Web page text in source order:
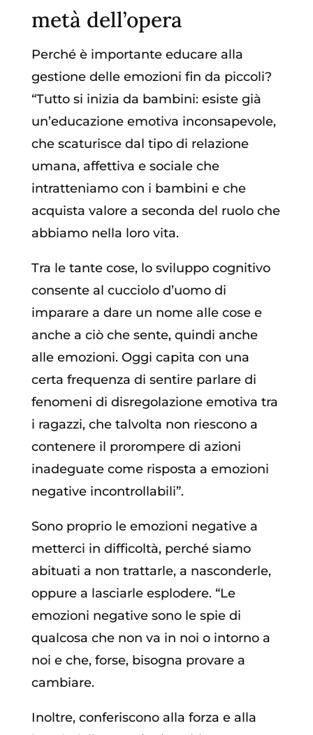
metà dell’opera
Perché è importante educare alla
gestione delle emozioni fin da piccoli?
“Tutto si inizia da bambini: esiste già
un’educazione emotiva inconsapevole,
che scaturisce dal tipo di relazione
umana, affettiva e sociale che
intratteniamo con i bambini e che
acquista valore a seconda del ruolo che
abbiamo nella loro vita.
Tra le tante cose, lo sviluppo cognitivo
consente al cucciolo d’uomo di
imparare a dare un nome alle cose e
anche a ciò che sente, quindi anche
alle emozioni. Oggi capita con una
certa frequenza di sentire parlare di
fenomeni di disregolazione emotiva tra
i ragazzi, che talvolta non riescono a
contenere il prorompere di azioni
inadeguate come risposta a emozioni
negative incontrollabili”.
Sono proprio le emozioni negative a
metterci in difficoltà, perché siamo
abituati a non trattarle, a nasconderle,
oppure a lasciarle esplodere. “Le
emozioni negative sono le spie di
qualcosa che non va in noi o intorno a
noi e che, forse, bisogna provare a
cambiare.
Inoltre, conferiscono alla forza e alla